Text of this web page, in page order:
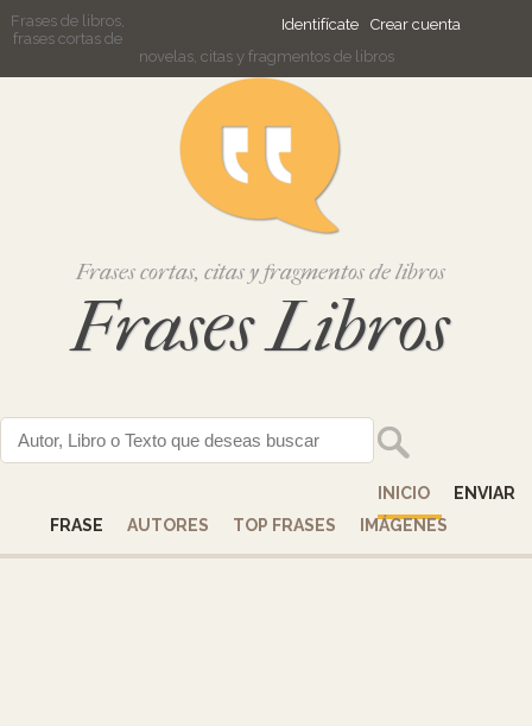
Identifícate Crear cuenta
Frases de libros,
frases cortas de
novelas, citas y fragmentos de libros
Frases cortas, citas y fragmentos de libros
Frases Libros
INICIO
ENVIAR
FRASE
AUTORES TOP FRASES IMÁGENES